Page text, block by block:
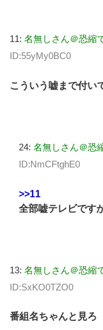
11: 名無しさん＠恐縮
ID:55yMy0BC0
こういう嘘まで付い
24: 名無しさん＠恐
ID:NmCFtghE0
>>11
全部嘘テレビです
13: 名無しさん＠恐縮
ID:SxKO0TZO0
番組名ちゃんと見ろ